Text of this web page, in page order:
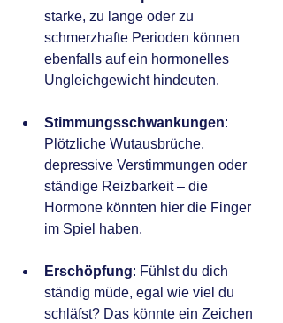
starke, zu lange oder zu
schmerzhafte Perioden können
ebenfalls auf ein hormonelles
Ungleichgewicht hindeuten.
Stimmungsschwankungen:
Plötzliche Wutausbrüche,
depressive Verstimmungen oder
ständige Reizbarkeit – die
Hormone könnten hier die Finger
im Spiel haben.
Erschöpfung: Fühlst du dich
ständig müde, egal wie viel du
schläfst? Das könnte ein Zeichen